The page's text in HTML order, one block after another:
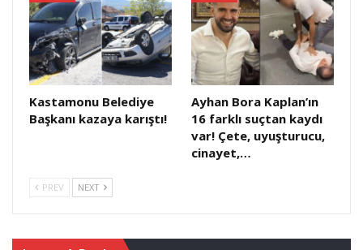
Kastamonu Belediye
Başkanı kazaya karıştı!
Ayhan Bora Kaplan’ın
16 farklı suçtan kaydı
var! Çete, uyuşturucu,
cinayet,…
PREV NEXT